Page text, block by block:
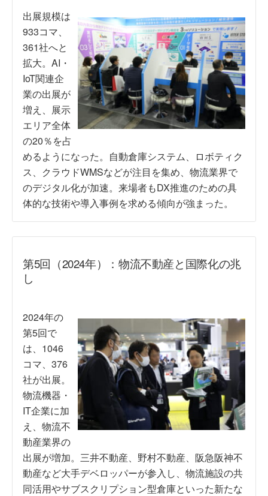
出展規模は
933コマ、
361社へと
拡大。AI・
IoT関連企
業の出展が
増え、展示
エリア全体
の20％を占
めるようになった。自動倉庫システム、ロボティク
ス、クラウドWMSなどが注目を集め、物流業界で
のデジタル化が加速。来場者もDX推進のための具
体的な技術や導入事例を求める傾向が強まった。
第5回（2024年）：物流不動産と国際化の兆
し
2024年の
第5回で
は、1046
コマ、376
社が出展。
物流機器・
IT企業に加
え、物流不
動産業界の
出展が増加。三井不動産、野村不動産、阪急阪神不
動産など大手デベロッパーが参入し、物流施設の共
同活用やサブスクリプション型倉庫といった新たな